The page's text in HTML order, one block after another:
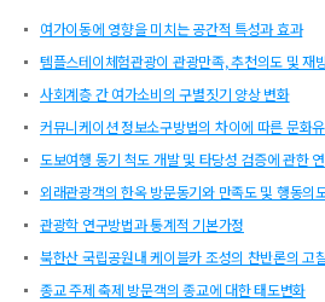
여가이동에 영향을 미치는 공간적 특성과 효과
템플스테이체험관광이 관광만족, 추천의도 및 재
사회계층 간 여가소비의 구별짓기 양상 변화
커뮤니케이션 정보소구방법의 차이에 따른 문화
도보여행 동기 척도 개발 및 타당성 검증에 관한
외래관광객의 한옥 방문동기와 만족도 및 행동의
관광학 연구방법과 통계적 기본가정
북한산 국립공원내 케이블카 조성의 찬반론의 고
종교 주제 축제 방문객의 종교에 대한 태도변화